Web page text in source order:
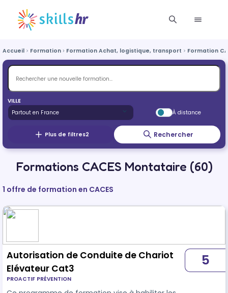
Accueil Formation Formation Achat, logistique, transport Formation
VILLE
À distance
Plus de filtres2 Rechercher
Formations CACES Montataire (60)
1 offre de formation en CACES
Autorisation de Conduite de Chariot
Elévateur Cat3
PROACTIF PRÉVENTION
5